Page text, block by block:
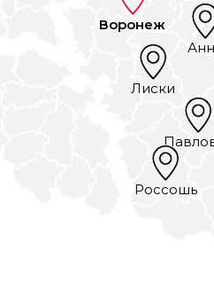
Воронеж
Лиски
Россошь